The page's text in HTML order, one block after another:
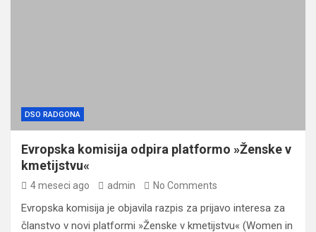
DSO RADGONA
Evropska komisija odpira platformo »Ženske v
kmetijstvu«
4 meseci ago admin No Comments
Evropska komisija je objavila razpis za prijavo interesa za
članstvo v novi platformi »Ženske v kmetijstvu« (Women in